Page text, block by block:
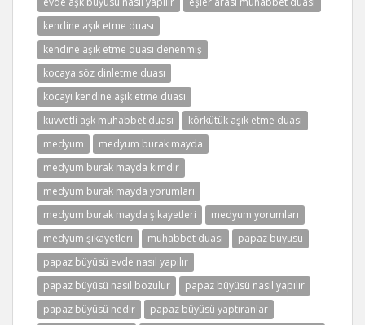
kendine aşık etme duası
kendine aşık etme duası denenmiş
kocaya söz dinletme duası
kocayı kendine aşık etme duası
kuvvetli aşk muhabbet duası
körkütük aşık etme duası
medyum
medyum burak mayda
medyum burak mayda kimdir
medyum burak mayda yorumları
medyum burak mayda şikayetleri
medyum yorumları
medyum şikayetleri
muhabbet duası
papaz büyüsü
papaz büyüsü evde nasıl yapılır
papaz büyüsü nasıl bozulur
papaz büyüsü nasıl yapılır
papaz büyüsü nedir
papaz büyüsü yaptıranlar